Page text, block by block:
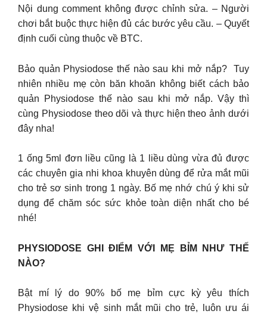
Nội dung comment không được chỉnh sửa. – Người
chơi bắt buộc thực hiện đủ các bước yêu cầu. – Quyết
định cuối cùng thuộc về BTC.
Bảo quản Physiodose thế nào sau khi mở nắp? Tuy
nhiên nhiều mẹ còn băn khoăn không biết cách bảo
quản Physiodose thế nào sau khi mở nắp. Vậy thì
cùng Physiodose theo dõi và thực hiện theo ảnh dưới
đây nha!
1 ống 5ml đơn liều cũng là 1 liều dùng vừa đủ được
các chuyên gia nhi khoa khuyên dùng để rửa mắt mũi
cho trẻ sơ sinh trong 1 ngày. Bố mẹ nhớ chú ý khi sử
dụng để chăm sóc sức khỏe toàn diện nhất cho bé
nhé!
PHYSIODOSE GHI ĐIỂM VỚI MẸ BỈM NHƯ THẾ
NÀO?
Bật mí lý do 90% bố mẹ bỉm cực kỳ yêu thích
Physiodose khi vệ sinh mắt mũi cho trẻ, luôn ưu ái